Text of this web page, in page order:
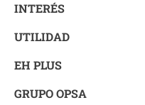
INTERÉS
UTILIDAD
EH PLUS
GRUPO OPSA